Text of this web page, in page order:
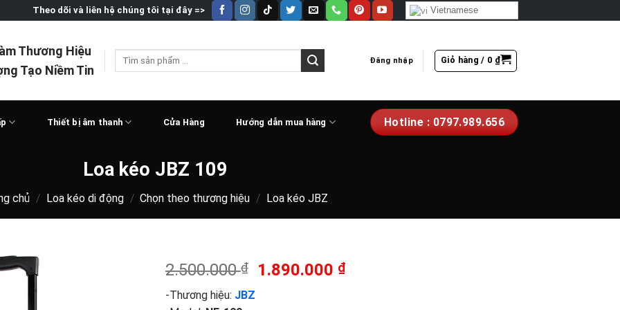
Theo dõi và liên hệ chúng tôi tại đây => Vietnamese
Thương Hiệu
Tạo Niềm Tin
Tìm
Đăng nhập Giỏ hàng / 0 ₫
Thiết bị âm thanh Cửa Hàng Hướng dẫn mua hàng Hotline : 0797.989.656
Loa kéo JBZ 109
chủ / Loa kéo di động / Chọn theo thương hiệu / Loa kéo JBZ
2.500.000₫
Giá
1.890.000 ₫Giá
-Thương hiệu: JBZ